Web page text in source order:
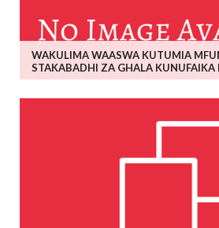
WAKULIMA WAASWA KUTUMIA
STAKABADHI ZA GHALA